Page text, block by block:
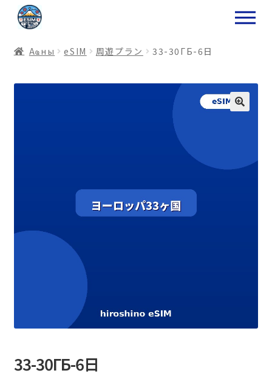
ナ
ビ
ー
ョ
コ
ン
ン
ス
Аҩны еSIM 周遊プラン 33-30ГБ-6日
33-30ГБ-6日